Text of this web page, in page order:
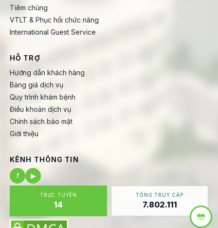
Tiêm chủng
VTLT & Phục hồi chức năng
International Guest Service
HỖ TRỢ
Hướng dẫn khách hàng
Bảng giá dịch vụ
Quy trình khám bệnh
Điều khoản dịch vụ
Chính sách bảo mật
Giới thiệu
KÊNH THÔNG TIN
f
▶
TRỰC TUYẾN
14
TỔNG TRUY CẬP
7.802.111